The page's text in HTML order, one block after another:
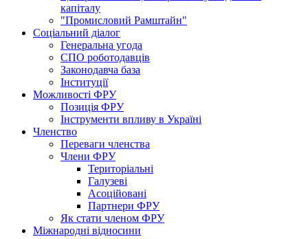
капіталу
"Промисловий Рамштайн"
Соціальний діалог
Генеральна угода
СПО роботодавців
Законодавча база
Інституції
Можливості ФРУ
Позиція ФРУ
Інструменти впливу в Україні
Членство
Переваги членства
Члени ФРУ
Територіальні
Галузеві
Асоційовані
Партнери ФРУ
Як стати членом ФРУ
Міжнародні відносини